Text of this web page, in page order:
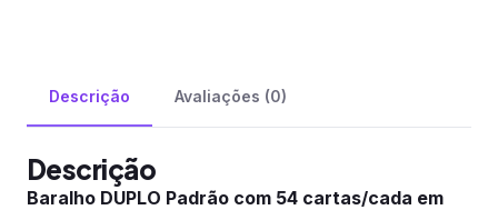
Descrição Avaliações (0)
Descrição
Baralho DUPLO Padrão com 54 cartas/cada em